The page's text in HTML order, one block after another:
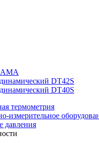
DT42S
DT40S
термометрия
измерительное
давления